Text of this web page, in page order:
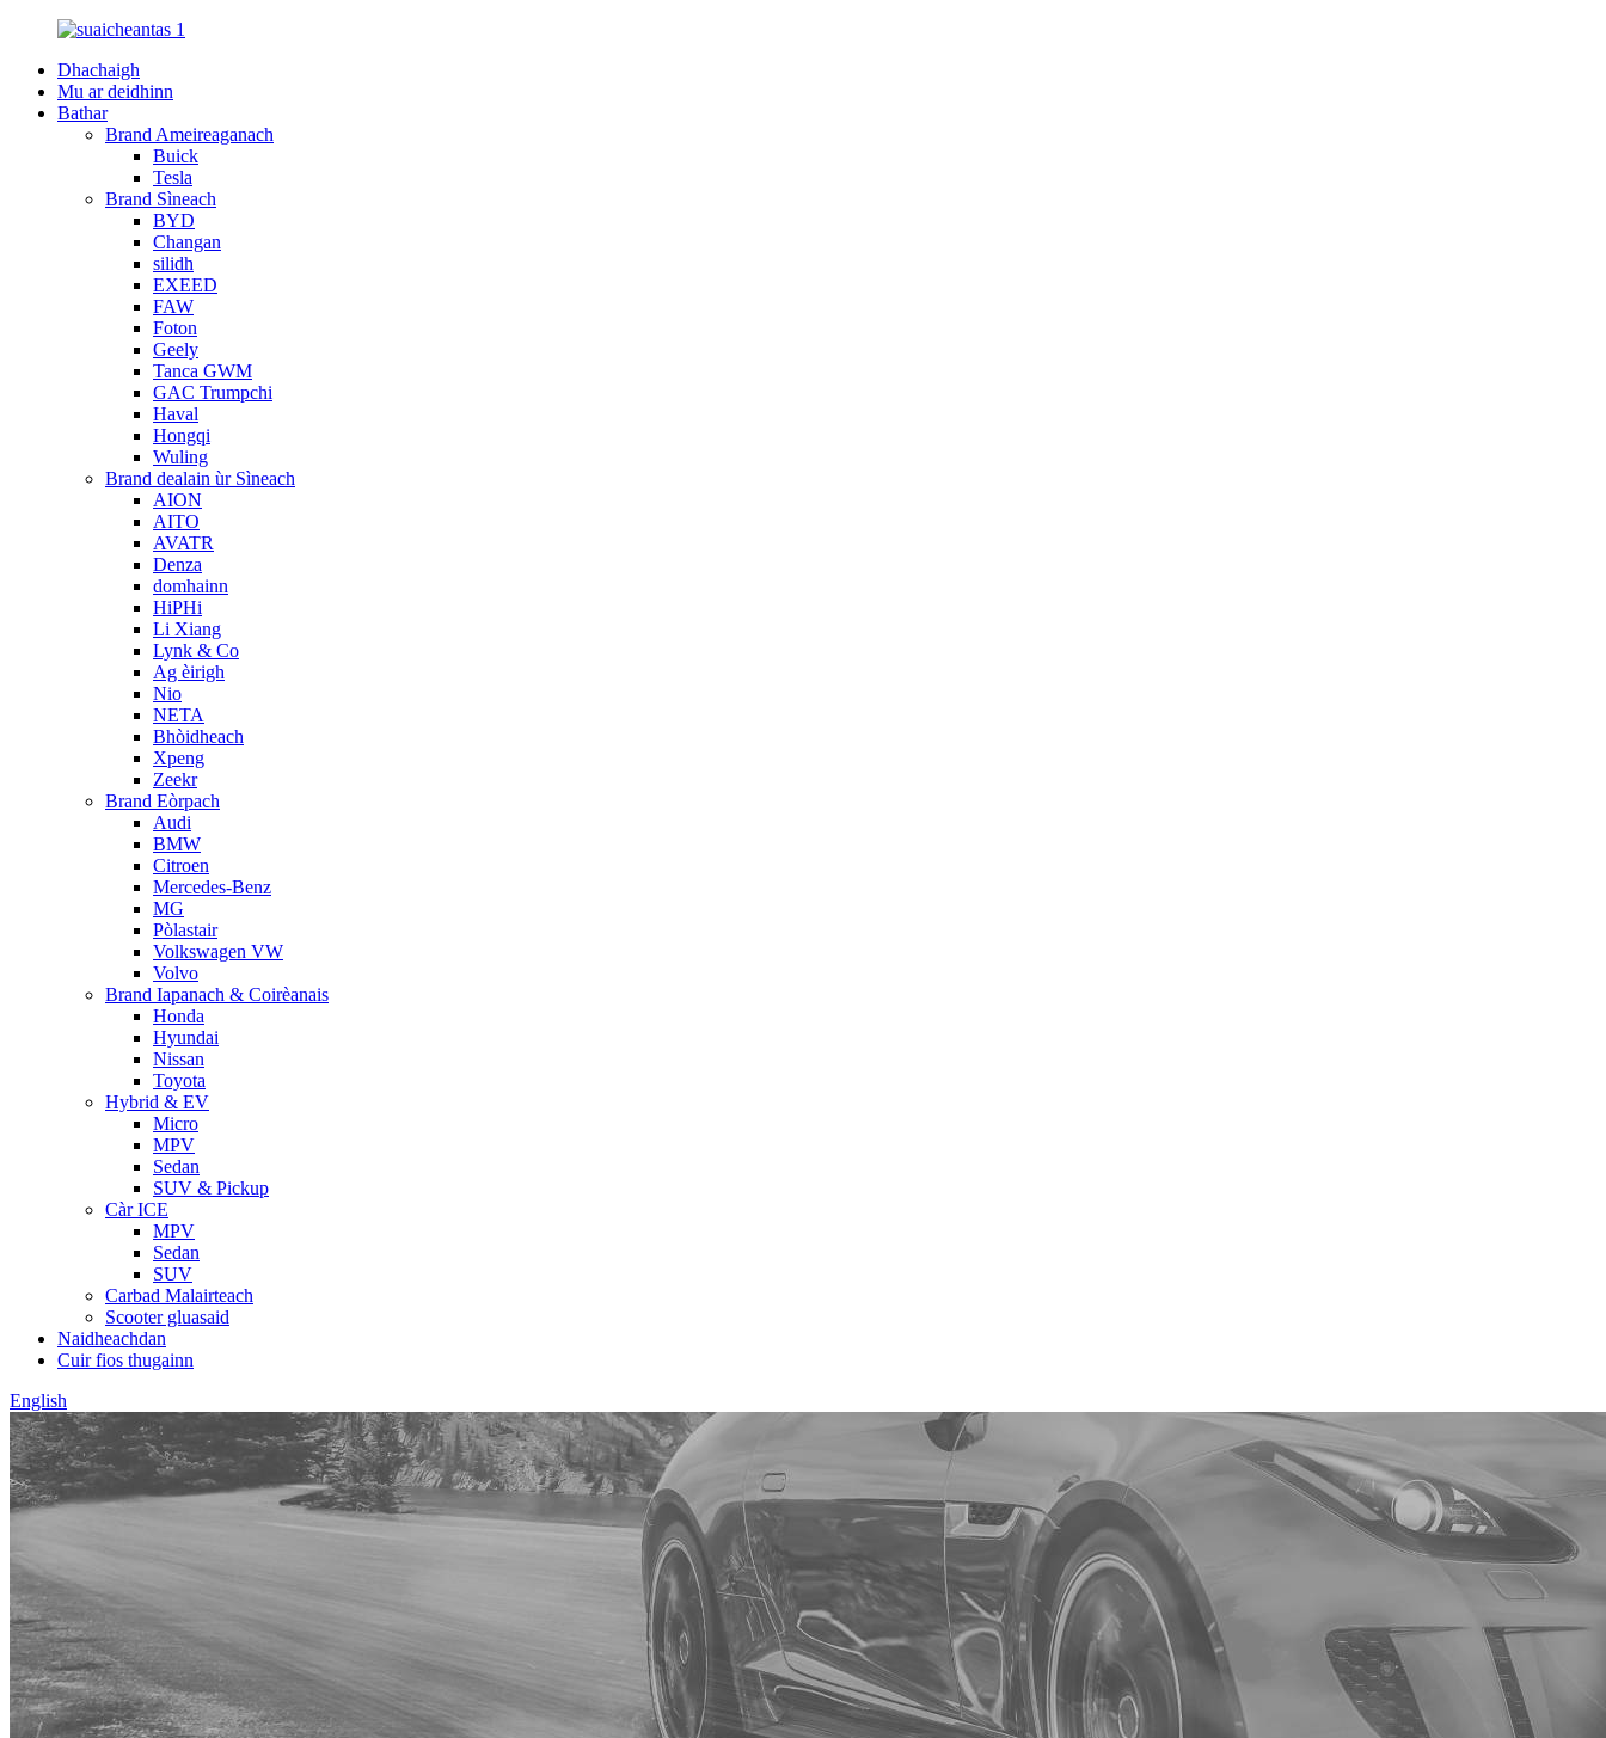
Dhachaigh
Mu ar deidhinn
Bathar
Brand Ameireaganach
Buick
Tesla
Brand Sìneach
BYD
Changan
silidh
EXEED
FAW
Foton
Geely
Tanca GWM
GAC Trumpchi
Haval
Hongqi
Wuling
Brand dealain ùr Sìneach
AION
AITO
AVATR
Denza
domhainn
HiPHi
Li Xiang
Lynk & Co
Ag èirigh
Nio
NETA
Bhòidheach
Xpeng
Zeekr
Brand Eòrpach
Audi
BMW
Citroen
Mercedes-Benz
MG
Pòlastair
Volkswagen VW
Volvo
Brand Iapanach & Coirèanais
Honda
Hyundai
Nissan
Toyota
Hybrid & EV
Micro
MPV
Sedan
SUV & Pickup
Càr ICE
MPV
Sedan
SUV
Carbad Malairteach
Scooter gluasaid
Naidheachdan
Cuir fios thugainn
English